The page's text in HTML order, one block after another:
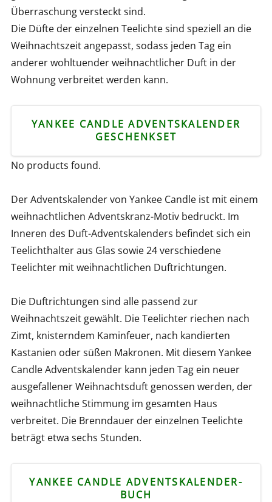
Überraschung versteckt sind.
Die Düfte der einzelnen Teelichte sind speziell an die
Weihnachtszeit angepasst, sodass jeden Tag ein
anderer wohltuender weihnachtlicher Duft in der
Wohnung verbreitet werden kann.
YANKEE CANDLE ADVENTSKALENDER
GESCHENKSET
No products found.
Der Adventskalender von Yankee Candle ist mit einem
weihnachtlichen Adventskranz-Motiv bedruckt. Im
Inneren des Duft-Adventskalenders befindet sich ein
Teelichthalter aus Glas sowie 24 verschiedene
Teelichter mit weihnachtlichen Duftrichtungen.
Die Duftrichtungen sind alle passend zur
Weihnachtszeit gewählt. Die Teelichter riechen nach
Zimt, knisterndem Kaminfeuer, nach kandierten
Kastanien oder süßen Makronen. Mit diesem Yankee
Candle Adventskalender kann jeden Tag ein neuer
ausgefallener Weihnachtsduft genossen werden, der
weihnachtliche Stimmung im gesamten Haus
verbreitet. Die Brenndauer der einzelnen Teelichte
beträgt etwa sechs Stunden.
YANKEE CANDLE ADVENTSKALENDER-
BUCH